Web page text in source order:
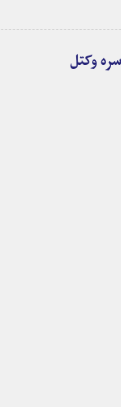
وکتل